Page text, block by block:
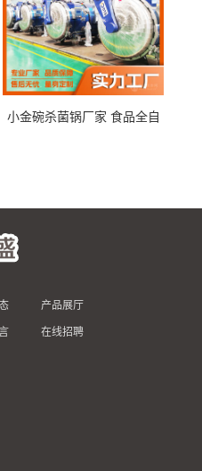
小金碗杀菌锅厂家 食品全自
产品展厅
在线招聘